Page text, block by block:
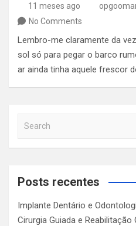
11 meses ago
No Comments
Lembro-me claramente da
sol só para pegar o barco
ar ainda tinha aquele frescor
a
c
Posts recentes
Implante Dentário e
Cirurgia Guiada e Reabilitação